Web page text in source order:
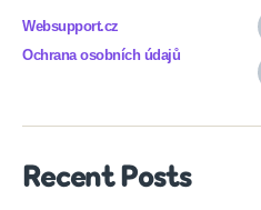
Websupport.cz
Ochrana osobních údajů
Recent Posts